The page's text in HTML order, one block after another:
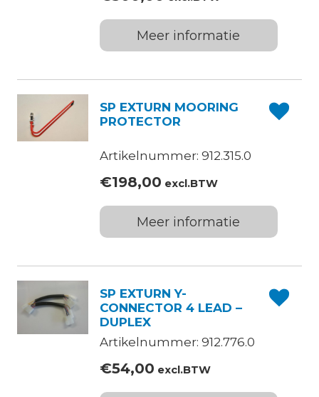
Meer informatie
SP EXTURN MOORING
PROTECTOR
Artikelnummer: 912.315.0
€198,00 excl.BTW
Meer informatie
SP EXTURN Y-
CONNECTOR 4 LEAD –
DUPLEX
Artikelnummer: 912.776.0
€54,00 excl.BTW